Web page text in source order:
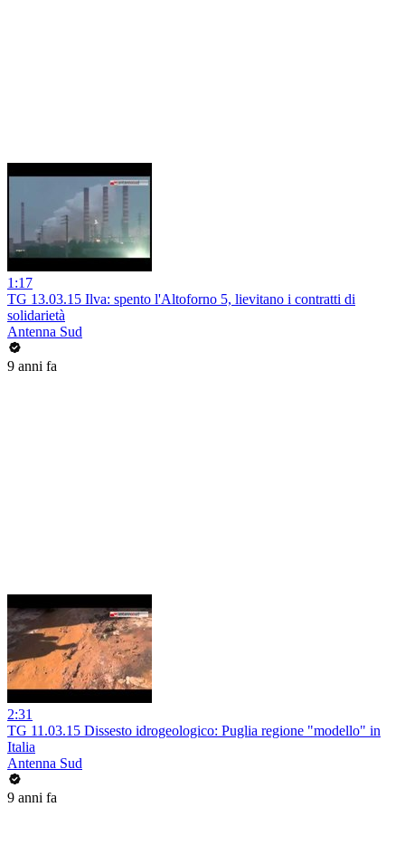
1:17
TG 13.03.15 Ilva: spento l'Altoforno 5, lievitano i contratti di
solidarietà
Antenna Sud
9 anni fa
2:31
TG 11.03.15 Dissesto idrogeologico: Puglia regione "modello" in
Italia
Antenna Sud
9 anni fa